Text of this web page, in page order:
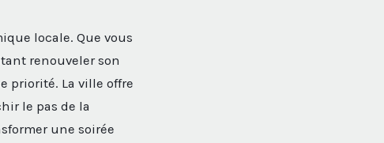
locale. Que vous
renouveler son
priorité. La ville offre
le pas de la
une soirée